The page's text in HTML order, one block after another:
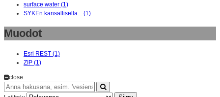
surface water (1)
SYKEn kansallisella... (1)
Muodot
Esri REST (1)
ZIP (1)
close